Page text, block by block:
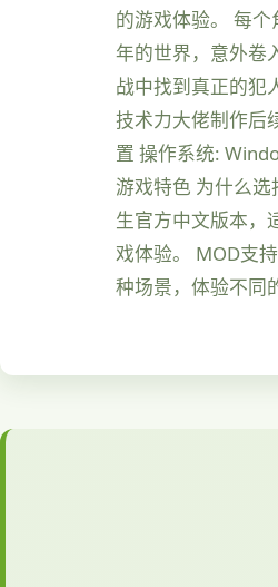
的游戏体验。 每
年的世界，意外卷
战中找到真正的犯
技术力大佬制作后
置 操作系统:
游戏特色 为什么
生官方中文版本，
戏体验。 MOD支
种场景，体验不同